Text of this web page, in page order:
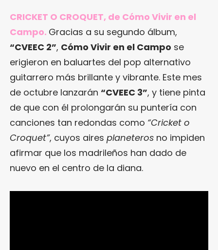
CRICKET O CROQUET, de Cómo Vivir en el
Campo. Gracias a su segundo álbum,
“CVEEC 2”, Cómo Vivir en el Campo se
erigieron en baluartes del pop alternativo
guitarrero más brillante y vibrante. Este mes
de octubre lanzarán “CVEEC 3”, y tiene pinta
de que con él prolongarán su puntería con
canciones tan redondas como “Cricket o
Croquet”, cuyos aires planeteros no impiden
afirmar que los madrileños han dado de
nuevo en el centro de la diana.